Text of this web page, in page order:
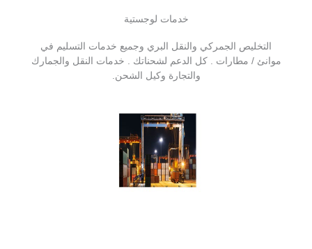
خدمات لوجستية
التخليص الجمركي والنقل البري وجميع خدمات التسليم في
موانئ / مطارات . كل الدعم لشحناتك . خدمات النقل والجمارك
والتجارة وكيل الشحن.